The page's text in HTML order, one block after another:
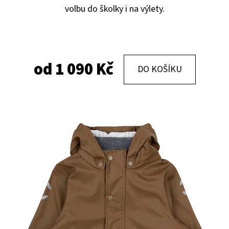
volbu do školky i na výlety.
od1 090 Kč DO KOŠÍKU